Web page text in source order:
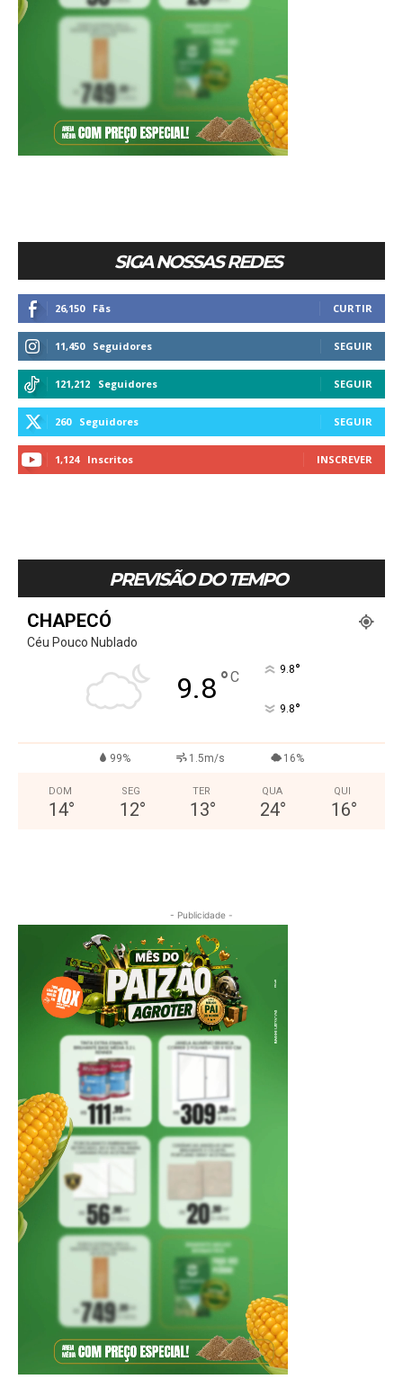
SIGA NOSSAS REDES
26,150 Fãs CURTIR
11,450 Seguidores SEGUIR
121,212 Seguidores SEGUIR
260 Seguidores SEGUIR
1,124 Inscritos INSCREVER
PREVISÃO DO TEMPO
CHAPECÓ
Céu Pouco Nublado
9.8°C 9.8°
9.8°
99% 1.5m/s 16%
DOM
14°
SEG
12°
TER
13°
QUA
24°
QUI
16°
- Publicidade -